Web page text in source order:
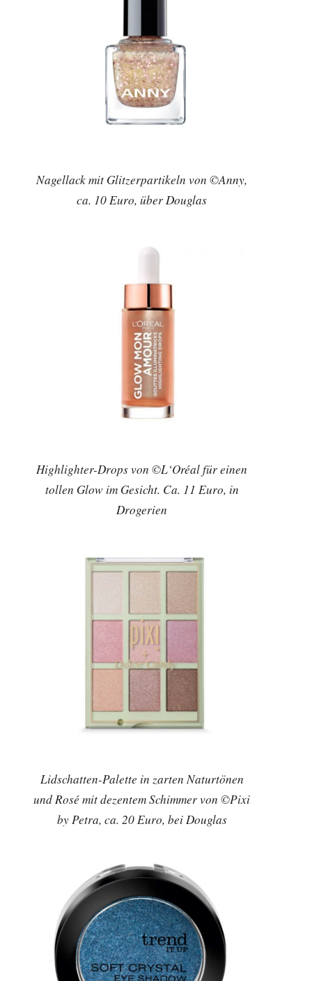
Nagellack mit Glitzerpartikeln von ©Anny,
ca. 10 Euro, über Douglas
Highlighter-Drops von ©L‘Oréal für einen
tollen Glow im Gesicht. Ca. 11 Euro, in
Drogerien
Lidschatten-Palette in zarten Naturtönen
und Rosé mit dezentem Schimmer von ©Pixi
by Petra, ca. 20 Euro, bei Douglas